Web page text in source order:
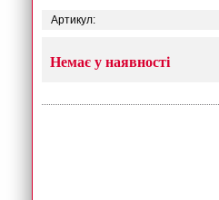
Артикул:
Немає у наявності